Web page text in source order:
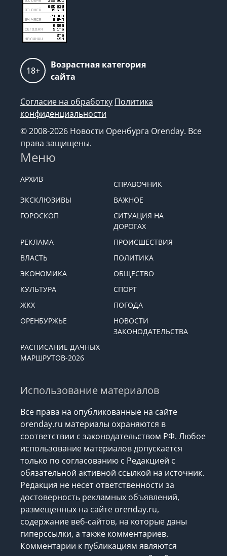
18+
Возрастная категория
сайта
Согласие на обработку Политика
конфиденциальности
© 2008-2026 Новости Оренбурга Orenday. Все
права защищены.
Меню
АРХИВ
СПРАВОЧНИК
ЭКСКЛЮЗИВЫ
ВАЖНОЕ
ГОРОСКОП
СИТУАЦИЯ НА
ДОРОГАХ
РЕКЛАМА
ПРОИСШЕСТВИЯ
ВЛАСТЬ
ПОЛИТИКА
ЭКОНОМИКА
ОБЩЕСТВО
КУЛЬТУРА
СПОРТ
ЖКХ
ПОГОДА
ОРЕНБУРЖЬЕ
НОВОСТИ
ЗАКОНОДАТЕЛЬСТВА
РАСПИСАНИЕ ДАЧНЫХ
МАРШРУТОВ-2026
Использование материалов
Все права на опубликованные на сайте
orenday.ru материалы охраняются в
соответствии с законодательством РФ. Любое
использование материалов допускается
только по согласованию с Редакцией с
обязательной активной ссылкой на источник.
Редакция не несет ответственности за
достоверность рекламных объявлений,
размещенных на сайте orenday.ru,
содержание веб-сайтов, на которые даны
гиперссылки, а также комментариев.
Комментарии к публикациям являются